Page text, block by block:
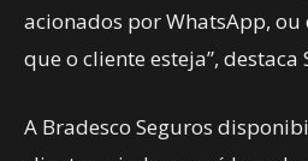
acionados por WhatsApp,
que o cliente esteja”, destaca
A Bradesco Seguros